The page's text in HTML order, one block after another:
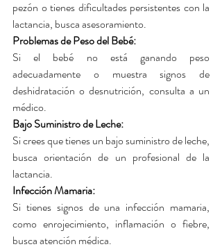
pezón o tienes dificultades persistentes con la
lactancia, busca asesoramiento.
Problemas de Peso del Bebé:
Si el bebé no está ganando peso
adecuadamente o muestra signos de
deshidratación o desnutrición, consulta a un
médico.
Bajo Suministro de Leche:
Si crees que tienes un bajo suministro de leche,
busca orientación de un profesional de la
lactancia.
Infección Mamaria:
Si tienes signos de una infección mamaria,
como enrojecimiento, inflamación o fiebre,
busca atención médica.